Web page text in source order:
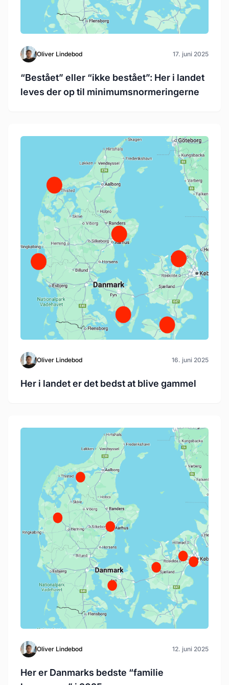
Oliver Lindebod 17. juni 2025
“Bestået” eller “ikke bestået”: Her i landet
leves der op til minimumsnormeringerne
Oliver Lindebod 16. juni 2025
Her i landet er det bedst at blive gammel
Oliver Lindebod 12. juni 2025
Her er Danmarks bedste “familie